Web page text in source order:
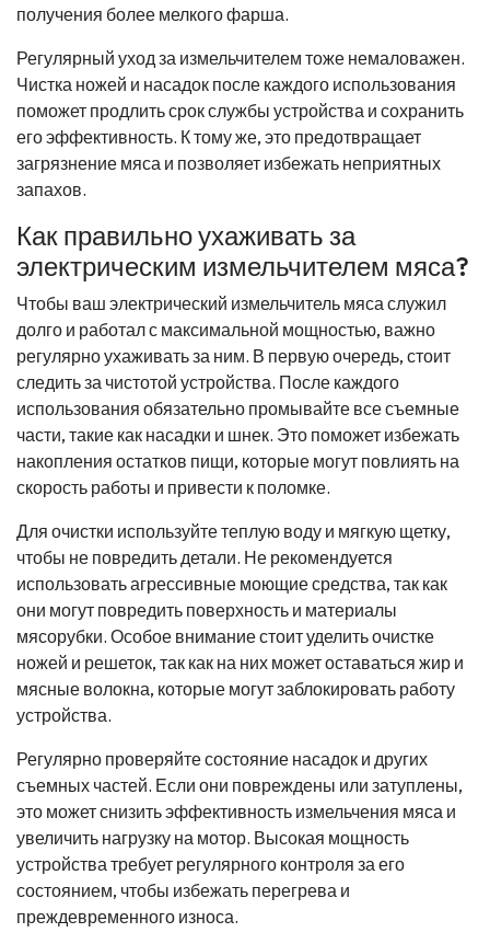
получения более мелкого фарша.
Регулярный уход за измельчителем тоже немаловажен.
Чистка ножей и насадок после каждого использования
поможет продлить срок службы устройства и сохранить
его эффективность. К тому же, это предотвращает
загрязнение мяса и позволяет избежать неприятных
запахов.
Как правильно ухаживать за
электрическим измельчителем мяса?
Чтобы ваш электрический измельчитель мяса служил
долго и работал с максимальной мощностью, важно
регулярно ухаживать за ним. В первую очередь, стоит
следить за чистотой устройства. После каждого
использования обязательно промывайте все съемные
части, такие как насадки и шнек. Это поможет избежать
накопления остатков пищи, которые могут повлиять на
скорость работы и привести к поломке.
Для очистки используйте теплую воду и мягкую щетку,
чтобы не повредить детали. Не рекомендуется
использовать агрессивные моющие средства, так как
они могут повредить поверхность и материалы
мясорубки. Особое внимание стоит уделить очистке
ножей и решеток, так как на них может оставаться жир и
мясные волокна, которые могут заблокировать работу
устройства.
Регулярно проверяйте состояние насадок и других
съемных частей. Если они повреждены или затуплены,
это может снизить эффективность измельчения мяса и
увеличить нагрузку на мотор. Высокая мощность
устройства требует регулярного контроля за его
состоянием, чтобы избежать перегрева и
преждевременного износа.